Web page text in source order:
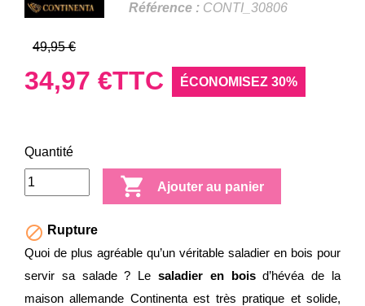
Référence : CONTI_30806
49,95 €
34,97 €TTC ÉCONOMISEZ 30%
Quantité
 Ajouter au panier
 Rupture
Quoi de plus agréable qu’un véritable saladier en bois pour
servir sa salade ? Le saladier en boisd’hévéa de la
maison allemande Continenta est très pratique et solide,